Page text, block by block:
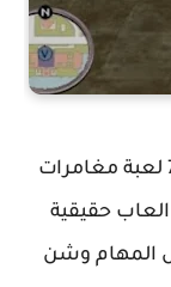
تحميل لعبة جاتا 2018 ، تعتبر لعبة جاتا 7 لعبة مغامرات
حقيقية
المهام وشن